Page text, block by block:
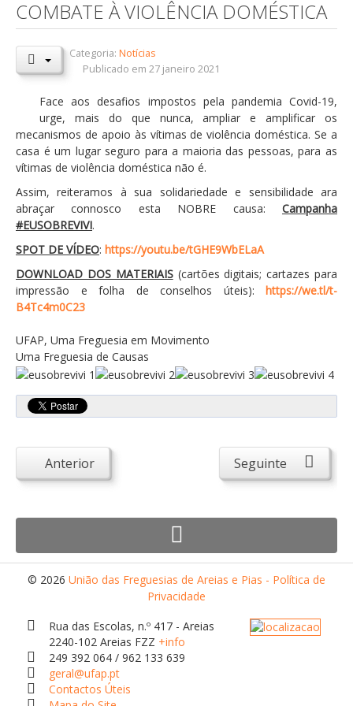
Orçamentos / PPI / PPA
Prestação de Contas
DESTAQUES
Eventos
Notícias
Sondagens
ZêzereTV
SERVIÇOS
A Minha Rua
Abastecimento de Água
Roturas e Leituras
Atendimento ao Público
Biblioteca Online FZZ
Plantas PDM Online
Regulamentos em Vigor
Sugestões/Reclamações
Tabela - Taxas e Licenças
Avarias na Iluminação Pública
Contactos Úteis
Equipamentos
Culturais
COMBATE À VIOLÊNCIA DOMÉSTICA
Categoria:Notícias
Publicado em 27 janeiro 2021
Face aos desafios impostos pela pandemia Covid-19,
urge, mais do que nunca, ampliar e amplificar os
mecanismos de apoio às vítimas de violência doméstica. Se a
casa é um lugar seguro para a maioria das pessoas, para as
vítimas de violência doméstica não é.
Assim, reiteramos à sua solidariedade e sensibilidade ara
abraçar connosco esta NOBRE causa: Campanha
#EUSOBREVIVI.
SPOT DE VÍDEO: https://youtu.be/tGHE9WbELaA
DOWNLOAD DOS MATERIAIS(cartões digitais; cartazes para
impressão e folha de conselhos úteis): https://we.tl/t-
B4Tc4m0C23
UFAP, Uma Freguesia em Movimento
Uma Freguesia de Causas
Anterior Seguinte
© 2026 União das Freguesias de Areias e Pias - Política de
Privacidade
Rua das Escolas, n.º 417 - Areias
2240-102 Areias FZZ +info
249 392 064 / 962 133 639
geral@ufap.pt
Contactos Úteis